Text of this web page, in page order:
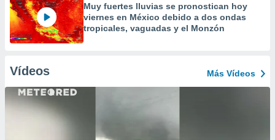
Muy fuertes lluvias se pronostican hoy
viernes en México debido a dos ondas
tropicales, vaguadas y el Monzón
Vídeos Más Vídeos